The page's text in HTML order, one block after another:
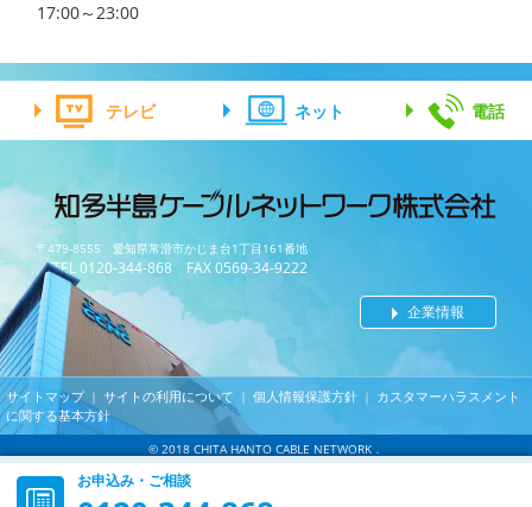
お申込み・ご相談
17:00～23:00
テレビ ネット 電話
〒479-8555 愛知県常滑市かじま台1丁目161番地
TEL 0120-344-868 FAX 0569-34-9222
企業情報
サイトマップ｜ サイトの利用について ｜ 個人情報保護方針 ｜ カスタマーハラスメント
に関する基本方針
© 2018 CHITA HANTO CABLE NETWORK．